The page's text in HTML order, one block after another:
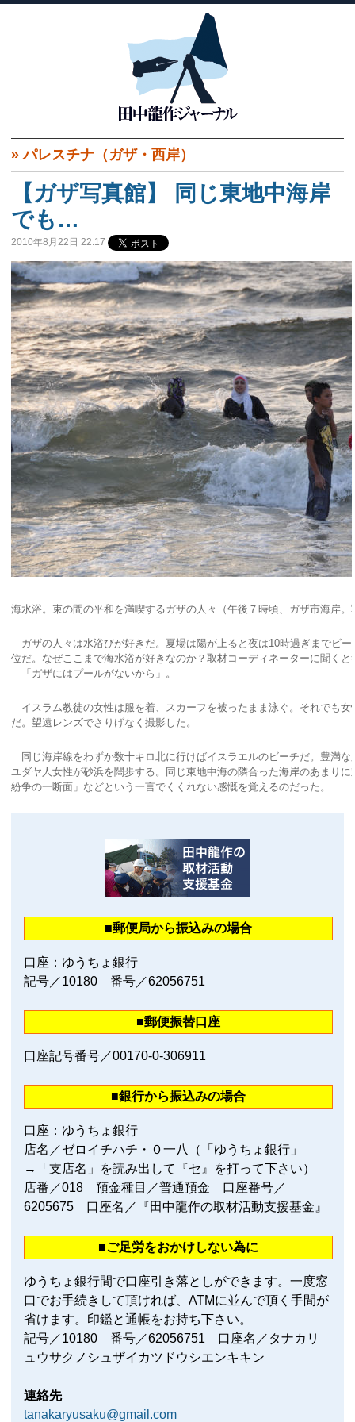
»パレスチナ（ガザ・西岸）
【ガザ写真館】 同じ東地中海岸
でも…
2010年8月22日 22:17
海水浴。束の間の平和を満喫するガザの人々（午後７時頃、ガザ市海岸。
ガザの人々は水浴びが好きだ。夏場は陽が上ると夜は10時過ぎまでビ
位だ。なぜここまで海水浴が好きなのか？取材コーディネーターに聞く
―「ガザにはプールがないから」。
イスラム教徒の女性は服を着、スカーフを被ったまま泳ぐ。それでも女
だ。望遠レンズでさりげなく撮影した。
同じ海岸線をわずか数十キロ北に行けばイスラエルのビーチだ。豊満な
ユダヤ人女性が砂浜を闊歩する。同じ東地中海の隣合った海岸のあまり
紛争の一断面」などという一言でくくれない感慨を覚えるのだった。
■郵便局から振込みの場合
口座：ゆうちょ銀行
記号／10180 番号／62056751
■郵便振替口座
口座記号番号／00170‐0‐306911
■銀行から振込みの場合
口座：ゆうちょ銀行
店名／ゼロイチハチ・０一八（「ゆうちょ銀行」
→「支店名」を読み出して『セ』を打って下さい）
店番／018 預金種目／普通預金 口座番号／
6205675 口座名／『田中龍作の取材活動支援基金』
■ご足労をおかけしない為に
ゆうちょ銀行間で口座引き落としができます。一度窓
口でお手続きして頂ければ、ATMに並んで頂く手間が
省けます。印鑑と通帳をお持ち下さい。
記号／10180 番号／62056751 口座名／タナカリ
ュウサクノシュザイカツドウシエンキキン
連絡先
tanakaryusaku@gmail.com